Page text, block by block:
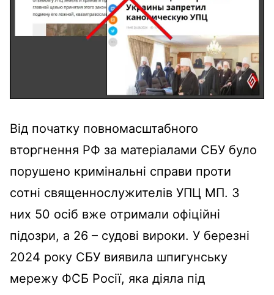
Від початку повномасштабного
вторгнення РФ за матеріалами СБУ було
порушено кримінальні справи проти
сотні священнослужителів УПЦ МП. З
них 50 осіб вже отримали офіційні
підозри, а 26 – судові вироки. У березні
2024 року СБУ виявила шпигунську
мережу ФСБ Росії, яка діяла під